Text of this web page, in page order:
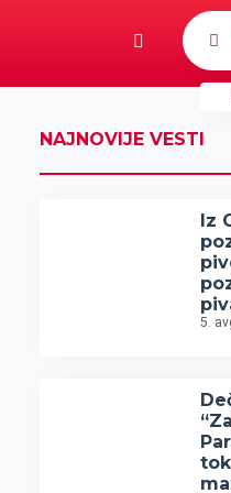
NAJNOVIJE VESTI
Iz
5.